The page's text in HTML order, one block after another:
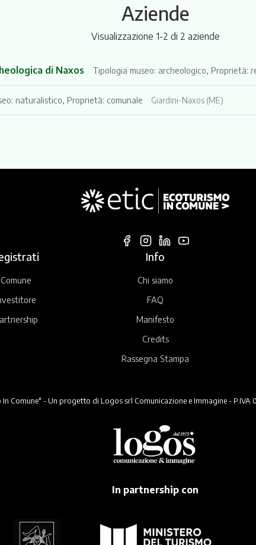
Aziende
Visualizzazione 1-2 di 2 aziende
di Naxos Tipologia museo: archeologico, Proprietà:
naturalistico, Proprietà: comunale Giardini-Naxos (ME)
Comune
Info
Chi siamo
FAQ
Manifesto
Credits
Rassegna Stampa
In Comune" - Un progetto di Logos srl Comunicazione e Immagine -
In partnership con